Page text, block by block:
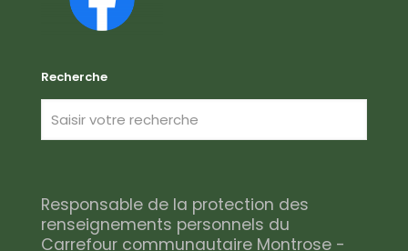
Recherche
Responsable de la protection des
renseignements personnels du
Carrefour communautaire Montrose -